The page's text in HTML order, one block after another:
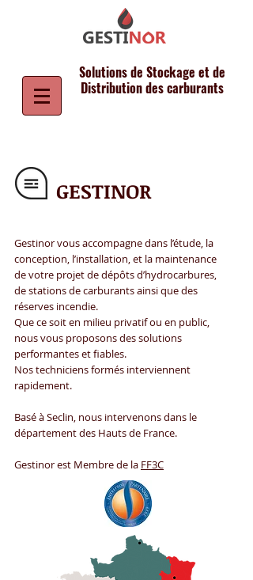
Solutions de Stockage et de
Distribution des carburants
GESTINOR
Gestinor vous accompagne dans l’étude, la
conception, l’installation, et la maintenance
de votre projet de dépôts d’hydrocarbures,
de stations de carburants ainsi que des
réserves incendie.
Que ce soit en milieu privatif ou en public,
nous vous proposons des solutions
performantes et fiables.
Nos techniciens formés interviennent
rapidement.
Basé à Seclin, nous intervenons dans le
département des Hauts de France.
Gestinor est Membre de la FF3C